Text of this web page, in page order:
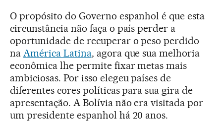
O propósito do Governo espanhol é que esta
circunstância não faça o país perder a
oportunidade de recuperar o peso perdido
na América Latina, agora que sua melhoria
econômica lhe permite fixar metas mais
ambiciosas. Por isso elegeu países de
diferentes cores políticas para sua gira de
apresentação. A Bolívia não era visitada por
um presidente espanhol há 20 anos.